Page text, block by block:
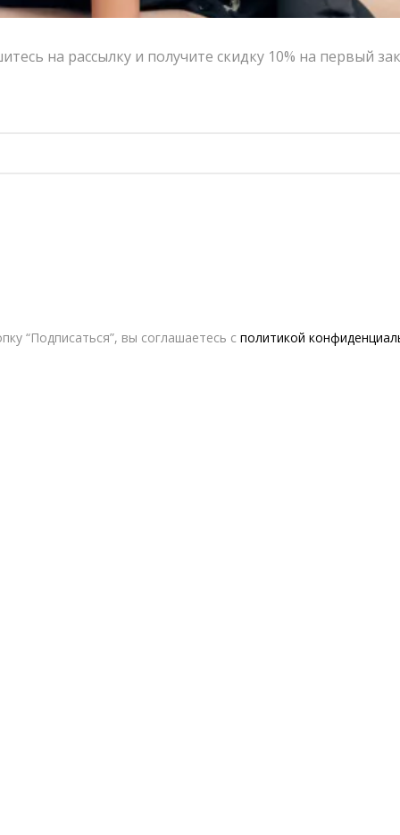
на рассылку и получите скидку 10% на первый
“Подписаться”, вы соглашаетесь с политикой